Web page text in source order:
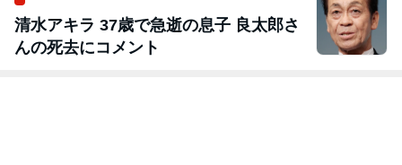
清水アキラ 37歳で急逝の息子 良太郎さ
んの死去にコメント